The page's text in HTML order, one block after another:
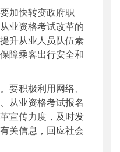
加快转变政府职
业资格考试改革的
升从业人员队伍素
障乘客出行安全和
积极利用网络、
从业资格考试报名
宣传力度，及时发
关信息，回应社会